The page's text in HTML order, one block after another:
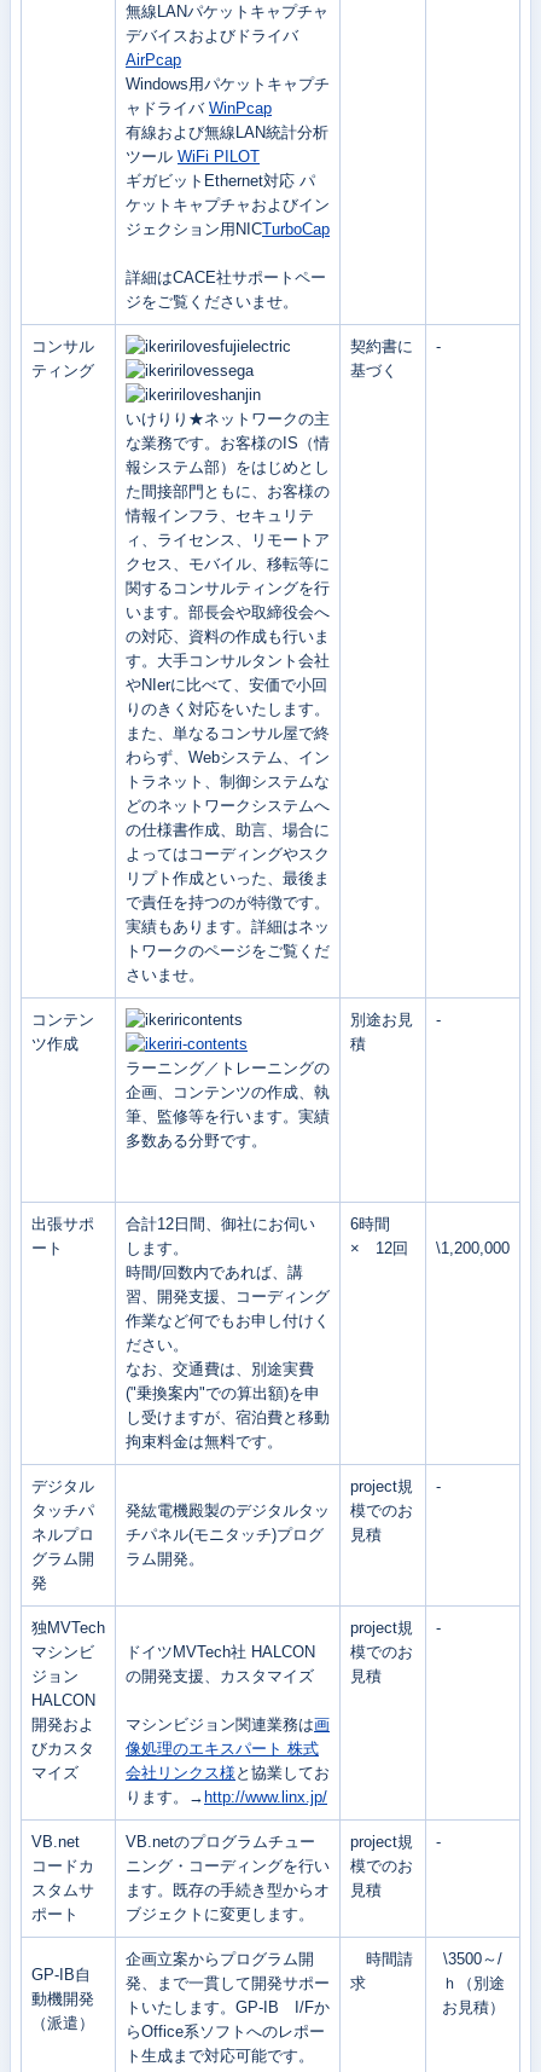
無線LANパケットキャプチャ
デバイスおよびドライバ
AirPcap
Windows用パケットキャプチ
ャドライバ WinPcap
有線および無線LAN統計分析
ツール WiFi PILOT
ギガビットEthernet対応 パ
ケットキャプチャおよびイン
ジェクション用NICTurboCap
詳細はCACE社サポートペー
ジをご覧くださいませ。
コンサル
ティング
いけりり★ネットワークの主
な業務です。お客様のIS（情
報システム部）をはじめとし
た間接部門ともに、お客様の
情報インフラ、セキュリテ
ィ、ライセンス、リモートア
クセス、モバイル、移転等に
関するコンサルティングを行
います。部長会や取締役会へ
の対応、資料の作成も行いま
す。大手コンサルタント会社
やNIerに比べて、安価で小回
りのきく対応をいたします。
また、単なるコンサル屋で終
わらず、Webシステム、イン
トラネット、制御システムな
どのネットワークシステムへ
の仕様書作成、助言、場合に
よってはコーディングやスク
リプト作成といった、最後ま
で責任を持つのが特徴です。
実績もあります。詳細はネッ
トワークのページをご覧くだ
さいませ。
契約書に
基づく
-
コンテン
ツ作成
ラーニング／トレーニングの
企画、コンテンツの作成、執
筆、監修等を行います。実績
多数ある分野です。
別途お見
積
-
出張サポ
ート
合計12日間、御社にお伺い
します。
時間/回数内であれば、講
習、開発支援、コーディング
作業など何でもお申し付けく
ださい。
なお、交通費は、別途実費
("乗換案内"での算出額)を申
し受けますが、宿泊費と移動
拘束料金は無料です。
6時間
× 12回
\1,200,000
デジタル
タッチパ
ネルプロ
グラム開
発
発紘電機殿製のデジタルタッ
チパネル(モニタッチ)プログ
ラム開発。
project規
模でのお
見積
-
独MVTech
マシンビ
ジョン
HALCON
開発およ
びカスタ
マイズ
ドイツMVTech社 HALCON
の開発支援、カスタマイズ
マシンビジョン関連業務は画
像処理のエキスパート 株式
会社リンクス様 と協業してお
ります。→http://www.linx.jp/
project規
模でのお
見積
-
VB.net
コードカ
スタムサ
ポート
VB.netのプログラムチュー
ニング・コーディングを行い
ます。既存の手続き型からオ
ブジェクトに変更します。
project規
模でのお
見積
-
GP-IB自
動機開発
（派遣）
企画立案からプログラム開
発、まで一貫して開発サポー
トいたします。GP-IB I/Fか
らOffice系ソフトへのレポー
ト生成まで対応可能です。
時間請
求
\3500～/
ｈ（別途
お見積）